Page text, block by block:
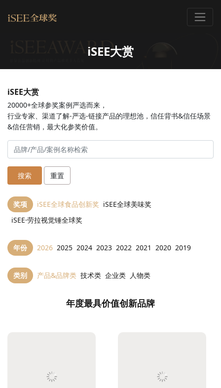
iSEE大赏
iSEE大赏
20000+全球参奖案例严选而来，
行业专家、渠道了解-严选-链接产品的理想池，信任背书&信任场景
&信任营销，最大化参奖价值。
搜索 重置
奖项 iSEE全球食品创新奖 iSEE全球美味奖
iSEE·劳拉视觉锤全球奖
年份 2026 2025 2024 2023 2022 2021 2020 2019
类别 产品&品牌类 技术类 企业类 人物类
年度最具价值创新品牌